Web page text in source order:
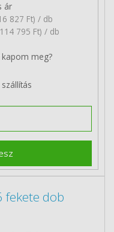
ár
827 Ft) / db
795 Ft) / db
kapom meg?
fekete dob